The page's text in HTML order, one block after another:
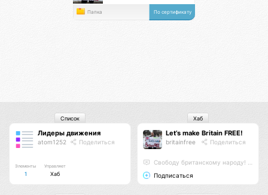
Папка По сертификату
Лидеры движения
atom1252 Поделиться
Элементы
1
Управляет
Хаб
Список
Let’s make Britain FREE!
britainfree Поделиться
Свободу британскому народу! #letsmakebritainfree #lmbf
Подписаться
Хаб